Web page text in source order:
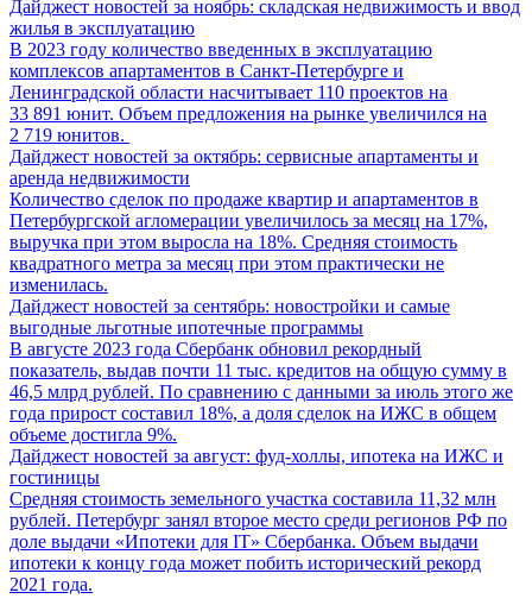
Дайджест новостей за ноябрь: складская недвижимость и ввод
жилья в эксплуатацию
В 2023 году количество введенных в эксплуатацию
комплексов апартаментов в Санкт-Петербурге и
Ленинградской области насчитывает 110 проектов на
33 891 юнит. Объем предложения на рынке увеличился на
2 719 юнитов.
Дайджест новостей за октябрь: сервисные апартаменты и
аренда недвижимости
Количество сделок по продаже квартир и апартаментов в
Петербургской агломерации увеличилось за месяц на 17%,
выручка при этом выросла на 18%. Средняя стоимость
квадратного метра за месяц при этом практически не
изменилась.
Дайджест новостей за сентябрь: новостройки и самые
выгодные льготные ипотечные программы
В августе 2023 года Сбербанк обновил рекордный
показатель, выдав почти 11 тыс. кредитов на общую сумму в
46,5 млрд рублей. По сравнению с данными за июль этого же
года прирост составил 18%, а доля сделок на ИЖС в общем
объеме достигла 9%.
Дайджест новостей за август: фуд-холлы, ипотека на ИЖС и
гостиницы
Средняя стоимость земельного участка составила 11,32 млн
рублей. Петербург занял второе место среди регионов РФ по
доле выдачи «Ипотеки для IT» Сбербанка. Объем выдачи
ипотеки к концу года может побить исторический рекорд
2021 года.